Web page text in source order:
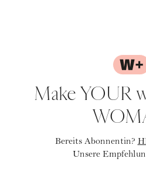
Make YOUR
Bereits Abonnentin?
Unsere